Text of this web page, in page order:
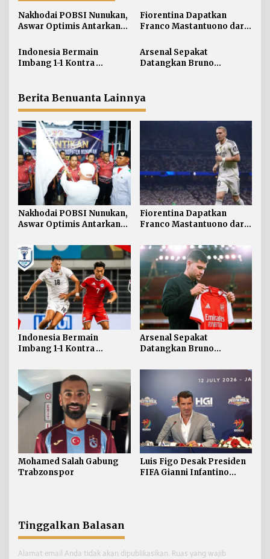
s
i
p
o
s
Nakhodai POBSI Nunukan,
Aswar Optimis Antarkan
Fiorentina Dapatkan
Franco Mastantuono dari
Indonesia Bermain
Imbang 1-1 Kontra
Arsenal Sepakat
Datangkan Bruno
Berita Benuanta Lainnya
Nakhodai POBSI Nunukan,
Aswar Optimis Antarkan
Fiorentina Dapatkan
Franco Mastantuono dari
Indonesia Bermain
Imbang 1-1 Kontra
Arsenal Sepakat
Datangkan Bruno
Mohamed Salah Gabung
Trabzonspor
Luis Figo Desak Presiden
FIFA Gianni Infantino
Tinggalkan Balasan
Alamat email Anda tidak akan dipublikasikan. Ruas yang wajib